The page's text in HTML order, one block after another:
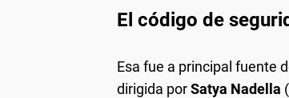
El código de
Esa fue a principal fuente
dirigida porSatya Nadella